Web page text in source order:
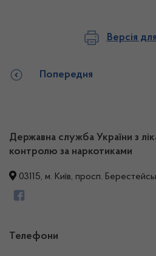
Версія
Попередня
Державна служба України з
контролю за наркотиками
03115, м. Київ, просп.
Телефони